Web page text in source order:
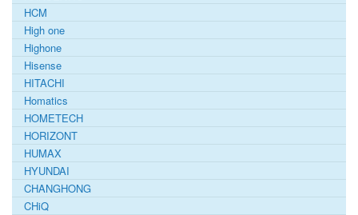
HCM
High one
Highone
Hisense
HITACHI
Homatics
HOMETECH
HORIZONT
HUMAX
HYUNDAI
CHANGHONG
CHiQ